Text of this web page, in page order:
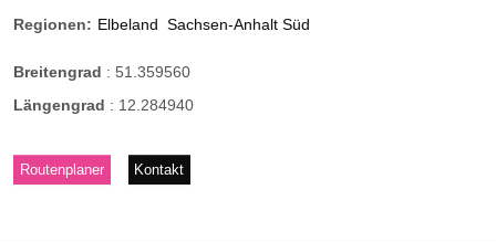
Regionen: Elbeland Sachsen-Anhalt Süd
Breitengrad : 51.359560
Längengrad : 12.284940
Routenplaner Kontakt